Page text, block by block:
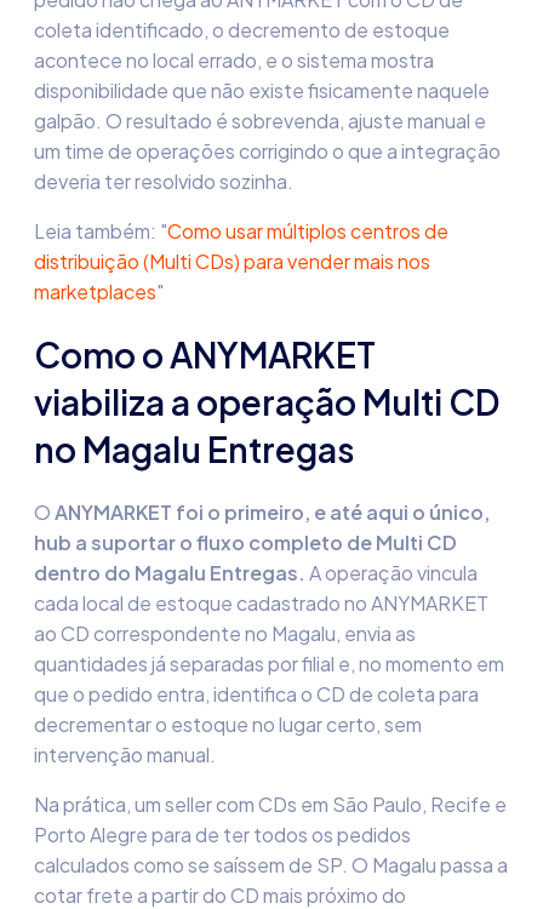
coleta identificado, o decremento de estoque
acontece no local errado, e o sistema mostra
disponibilidade que não existe fisicamente naquele
galpão. O resultado é sobrevenda, ajuste manual e
um time de operações corrigindo o que a integração
deveria ter resolvido sozinha.
Leia também: "Como usar múltiplos centros de
distribuição (Multi CDs) para vender mais nos
marketplaces"
Como o ANYMARKET
viabiliza a operação Multi CD
no Magalu Entregas
OANYMARKET foi o primeiro, e até aqui o único,
hub a suportar o fluxo completo de Multi CD
dentro do Magalu Entregas. A operação vincula
cada local de estoque cadastrado no ANYMARKET
ao CD correspondente no Magalu, envia as
quantidades já separadas por filial e, no momento em
que o pedido entra, identifica o CD de coleta para
decrementar o estoque no lugar certo, sem
intervenção manual.
Na prática, um seller com CDs em São Paulo, Recife e
Porto Alegre para de ter todos os pedidos
calculados como se saíssem de SP. O Magalu passa a
cotar frete a partir do CD mais próximo do